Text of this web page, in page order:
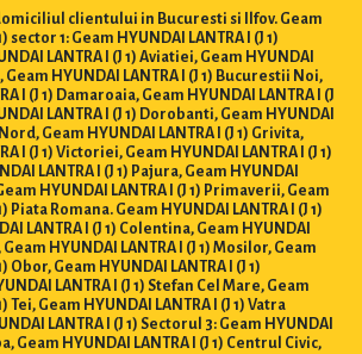
clientului in Bucuresti si Ilfov. Geam
sector 1: Geam HYUNDAI LANTRA I (J 1)
LANTRA I (J 1) Aviatiei, Geam HYUNDAI
Geam HYUNDAI LANTRA I (J 1) Bucurestii Noi,
I (J 1) Damaroaia, Geam HYUNDAI LANTRA I (J
LANTRA I (J 1) Dorobanti, Geam HYUNDAI
Geam HYUNDAI LANTRA I (J 1) Grivita,
I (J 1) Victoriei, Geam HYUNDAI LANTRA I (J 1)
LANTRA I (J 1) Pajura, Geam HYUNDAI
HYUNDAI LANTRA I (J 1) Primaverii, Geam
Piata Romana. Geam HYUNDAI LANTRA I (J 1)
LANTRA I (J 1) Colentina, Geam HYUNDAI
Geam HYUNDAI LANTRA I (J 1) Mosilor, Geam
Obor, Geam HYUNDAI LANTRA I (J 1)
LANTRA I (J 1) Stefan Cel Mare, Geam
Tei, Geam HYUNDAI LANTRA I (J 1) Vatra
LANTRA I (J 1) Sectorul 3: Geam HYUNDAI
Geam HYUNDAI LANTRA I (J 1) Centrul Civic,